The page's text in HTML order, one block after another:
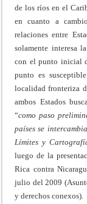
de los ríos en el
en cuanto a
relaciones entre
solamente interesa
con el punto inicial
punto es
localidad fronteriza
ambos Estados
“como paso
países se
Límites y
luego de la
Rica contra
julio del 2009
y derechos conexos).